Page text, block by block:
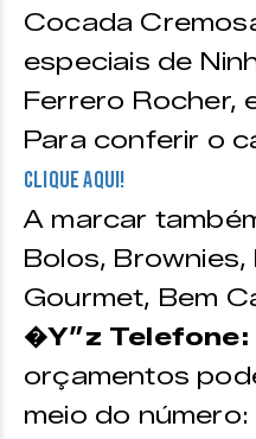
Cocada
especiais de
Ferrero Rocher,
Para conferir o
clique aqui!
A marcar
Bolos, Brownies,
Gourmet, Bem
�Y”z Telefone:
orçamentos
meio do